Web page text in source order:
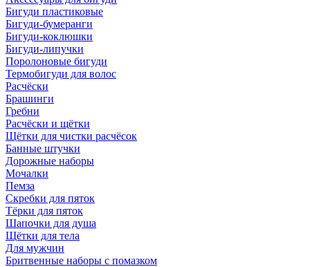
Бигуди пластиковые
Бигуди-бумеранги
Бигуди-коклюшки
Бигуди-липучки
Поролоновые бигуди
Термобигуди для волос
Расчёски
Брашинги
Гребни
Расчёски и щётки
Щётки для чистки расчёсок
Банные штучки
Дорожные наборы
Мочалки
Пемза
Скребки для пяток
Тёрки для пяток
Шапочки для душа
Щётки для тела
Для мужчин
Бритвенные наборы с помазком